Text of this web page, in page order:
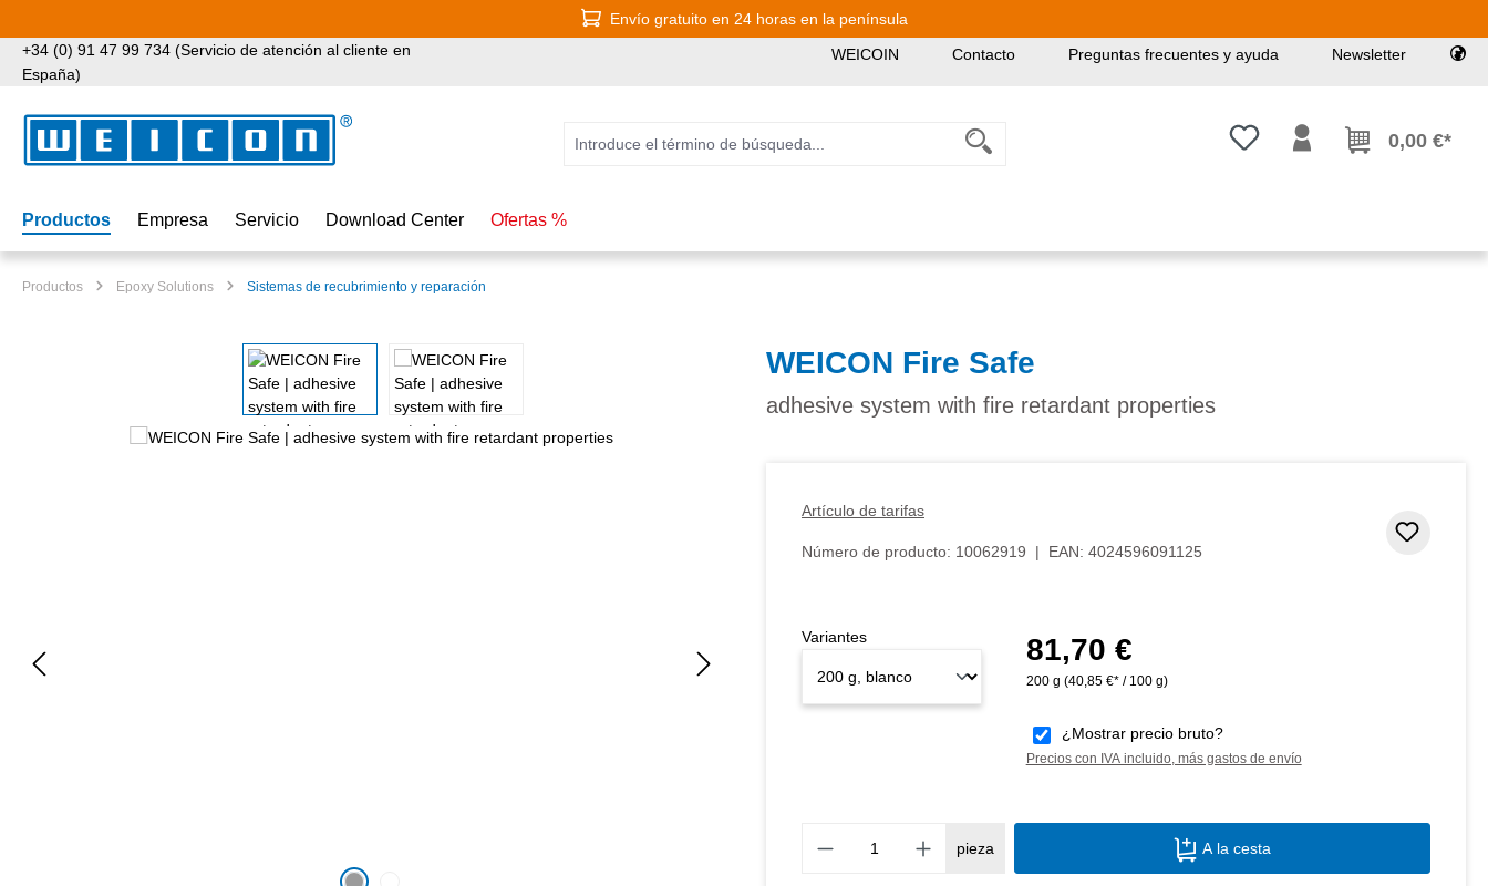
Envío gratuito en 24 horas en la península
+34 (0) 91 47 99 734 (Servicio de atención al cliente en
España)
WEICOIN Contacto Preguntas frecuentes y ayuda Newsletter
Tienes 0 artículos en tu lista de
0,00 €*
Productos Empresa Servicio Download Center Ofertas %
Productos Epoxy Solutions Sistemas de recubrimiento y reparación
WEICON Fire Safe
adhesive system with fire retardant properties
Artículo de tarifas
Número de producto: 10062919 | EAN: 4024596091125
Precio normal:
81,70 €
200 g (40,85 €* / 100 g)
¿Mostrar precio bruto?
Precios con IVA incluido, más gastos de envío
Variantes
Cantidad del producto: introduce la
pieza A la cesta